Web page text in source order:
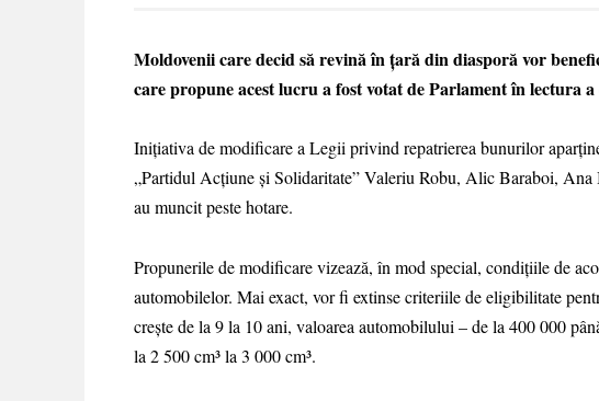
Moldovenii care decid să revină în țară din diasporă vor
care propune acest lucru a fost votat de Parlament în lectura
Inițiativa de modificare a Legii privind repatrierea bunurilor
„Partidul Acțiune și Solidaritate” Valeriu Robu, Alic Baraboi,
au muncit peste hotare.
Propunerile de modificare vizează, în mod special, condițiile de
automobilelor. Mai exact, vor fi extinse criteriile de eligibilitate
crește de la 9 la 10 ani, valoarea automobilului – de la 400 000
la 2 500 cm³ la 3 000 cm³.